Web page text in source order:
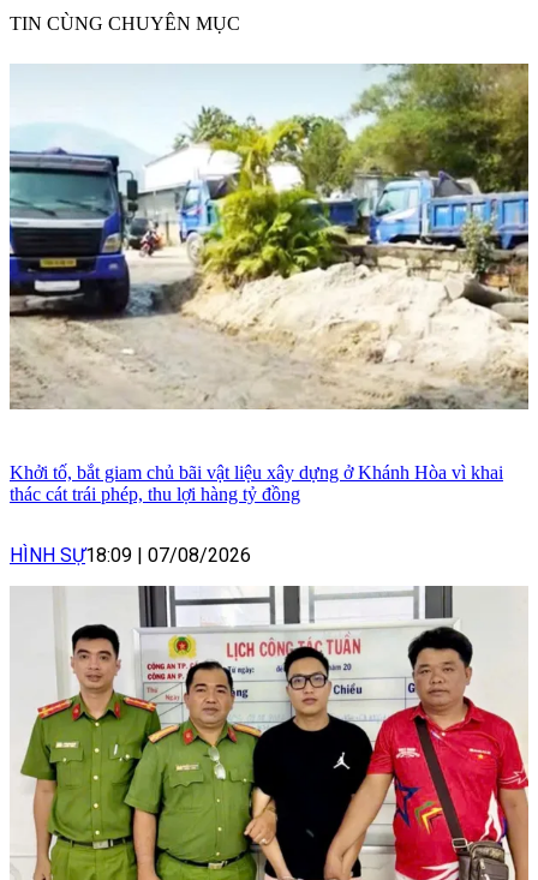
TIN CÙNG CHUYÊN MỤC
Khởi tố, bắt giam chủ bãi vật liệu xây dựng ở Khánh Hòa vì khai
thác cát trái phép, thu lợi hàng tỷ đồng
HÌNH SỰ18:09 | 07/08/2026